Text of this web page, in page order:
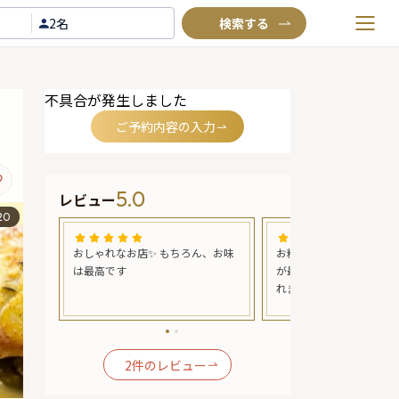
2名
TOP
よくあるご質問
お問い合わせ
不具合が発生しました
ご予約内容の入力
レビュー5.0
ジュ
たさ
おしゃれなお店✨ もちろん、お味
は最高です
お料理とワインとのマリ
が最高で、お腹とココロ
れました。
2件のレビュー